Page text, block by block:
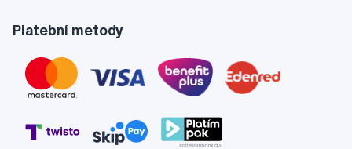
Platební metody